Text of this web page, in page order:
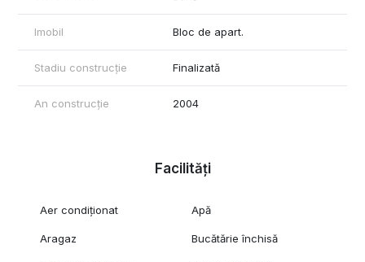
Imobil Bloc de apart.
Stadiu construcție Finalizată
An construcție 2004
Facilități
Aer condiționat Apă
Aragaz Bucătărie închisă